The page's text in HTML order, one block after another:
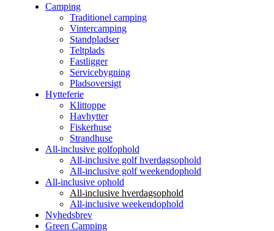
Camping
Traditionel camping
Vintercamping
Standpladser
Teltplads
Fastligger
Servicebygning
Pladsoversigt
Hytteferie
Klittoppe
Havhytter
Fiskerhuse
Strandhuse
All-inclusive golfophold
All-inclusive golf hverdagsophold
All-inclusive golf weekendophold
All-inclusive ophold
All-inclusive hverdagsophold
All-inclusive weekendophold
Nyhedsbrev
Green Camping